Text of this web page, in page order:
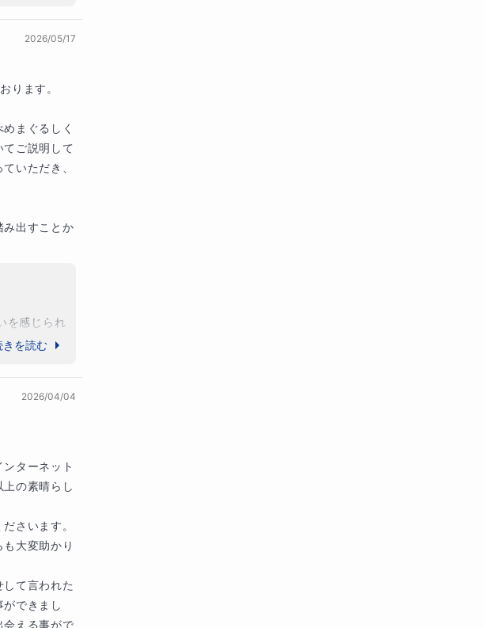
語を指導
校生の英語
を抱えた
り、日能
）のオモ
とりの理解
す。
大きく変
ました。経
なたの勉強
大切な科
ところは
けていき
を伸ばせる
さまの成
庭と連携し
、大変う
ながら進
りにも力を
2026/05/17
ります。
まぐるしく
ご説明して
いただき、
み出すことか
を感じられ
考えてい
そ、この
ていただ
きを読む
2026/04/04
ターネット
の素晴らし
さいます。
大変助かり
て言われた
できまし
会える事がで